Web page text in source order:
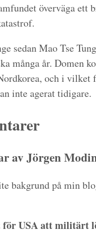
överväga
sedan Mao Tse
många år. Domen
och i
inte agerat tidigare.
av Jörgen
bakgrund på min
USA att militärt